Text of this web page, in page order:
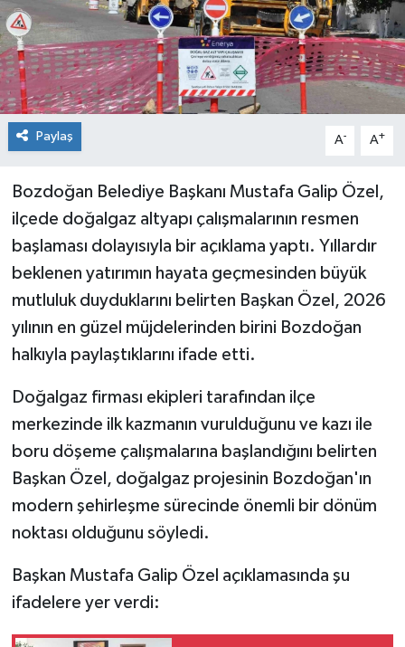
Paylaş A- A+
Bozdoğan Belediye Başkanı Mustafa Galip Özel,
ilçede doğalgaz altyapı çalışmalarının resmen
başlaması dolayısıyla bir açıklama yaptı. Yıllardır
beklenen yatırımın hayata geçmesinden büyük
mutluluk duyduklarını belirten Başkan Özel, 2026
yılının en güzel müjdelerinden birini Bozdoğan
halkıyla paylaştıklarını ifade etti.
Doğalgaz firması ekipleri tarafından ilçe
merkezinde ilk kazmanın vurulduğunu ve kazı ile
boru döşeme çalışmalarına başlandığını belirten
Başkan Özel, doğalgaz projesinin Bozdoğan'ın
modern şehirleşme sürecinde önemli bir dönüm
noktası olduğunu söyledi.
Başkan Mustafa Galip Özel açıklamasında şu
ifadelere yer verdi: